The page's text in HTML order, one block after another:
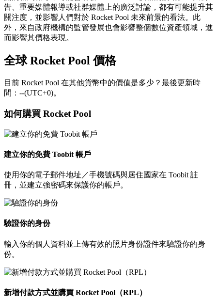
告、重要媒體報導或社群媒體上的廣泛討論，都有可能提升其
關注度，並影響人們對於 Rocket Pool 未來前景的看法。此
外，來自政府機構的監管發展也會影響整個數位資產領域，進
而影響其價格表現。
全球 Rocket Pool 價格
目前 Rocket Pool 在其他貨幣中的價值是多少？最後更新時
間：--(UTC+0)。
如何購買 Rocket Pool
建立你的免費 Toobit 帳戶
使用你的電子郵件地址／手機號碼與居住國家在 Toobit 註
冊，並建立強密碼來保護你的帳戶。
驗證你的身份
輸入你的個人資料並上傳有效的照片身份證件來驗證你的身
份。
新增付款方式並購買 Rocket Pool（RPL）